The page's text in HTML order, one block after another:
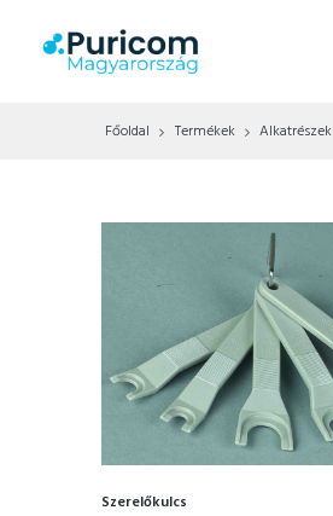
Főoldal Termékek Alkatrészek
Szerelőkulcs